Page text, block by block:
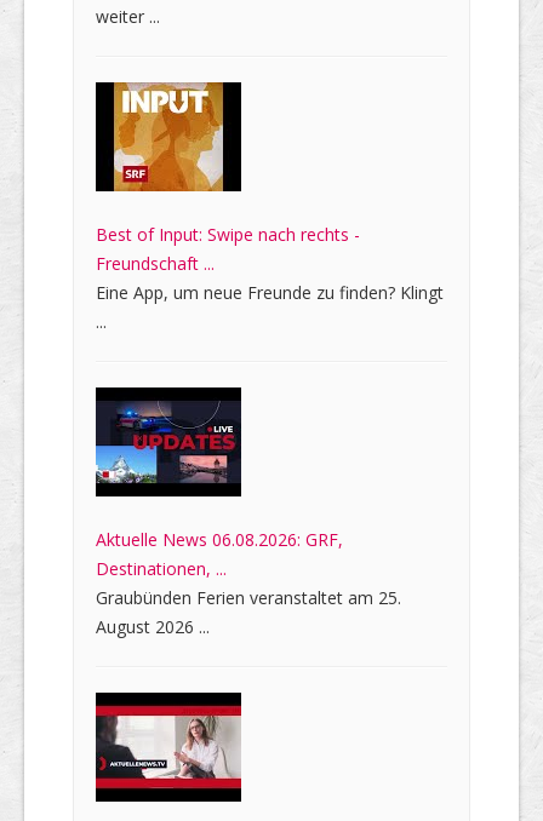
weiter ...
Best of Input: Swipe nach rechts -
Freundschaft ...
Eine App, um neue Freunde zu finden? Klingt
...
Aktuelle News 06.08.2026: GRF,
Destinationen, ...
Graubünden Ferien veranstaltet am 25.
August 2026 ...